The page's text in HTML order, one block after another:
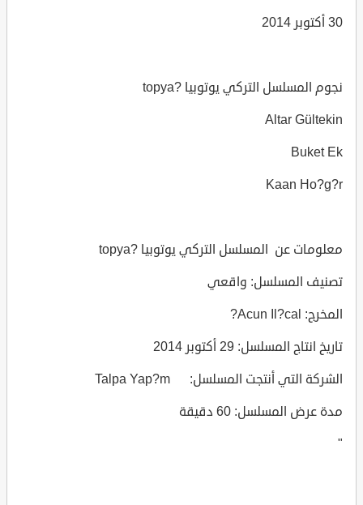
30 أكتوبر 2014
نجوم المسلسل التركي يوتوبيا ?topya
Altar Gültekin
Buket Ek
Kaan Ho?g?r
معلومات عن المسلسل التركي يوتوبيا ?topya
تصنيف المسلسل: واقعي
المخرج: Acun Il?cal?
تاريخ انتاج المسلسل: 29 أكتوبر 2014
الشركة التي أنتجت المسلسل: Talpa Yap?m
مدة عرض المسلسل: 60 دقيقة
"